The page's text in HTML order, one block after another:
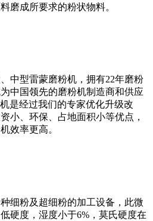
磨成所要求的粉状物料。
中型雷蒙磨粉机，拥有22年磨粉
中国领先的磨粉机制造商和供应
是经过我们的专家优化升级改
小、环保、占地面积小等优点，
效率更高。
细粉及超细粉的加工设备，此微
硬度，湿度小于6%，莫氏硬度在